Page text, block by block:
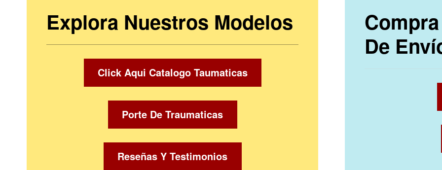
Explora Nuestros Modelos
Click Aqui Catalogo Taumaticas
Porte De Traumaticas
Reseñas Y Testimonios
De